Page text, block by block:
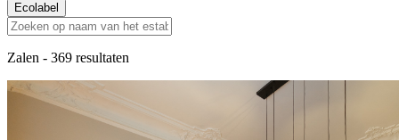
Ecolabel
Zalen - 369 resultaten